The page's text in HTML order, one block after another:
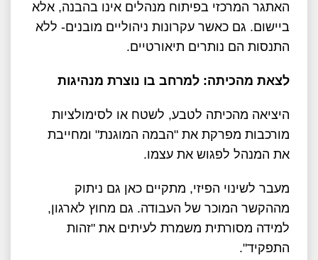
האתגר המרכזי בפיתוח מנהלים אינו בהבנה, אלא
ביישום. גם כאשר עקרונות ניהוליים מובנים- ללא
התנסות הם נותרים תיאורטיים.
לצאת מהכיתה: למרחב בו נוצרת מנהיגות
היציאה מהכיתה לטבע, לשטח או לסימולציות
מורכבות מפרקת את "הבמה המוגנת" ומחייבת
את המנהל לפגוש את עצמו.
מעבר לשינוי הפיזי, מתקיים כאן גם ניתוק
מההקשר המוכר של העבודה. גם מחוץ לארגון,
למידה מסורתית משמרת לעיתים את "זהות
התפקיד".